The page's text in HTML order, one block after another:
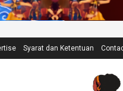
Syarat dan Ketentuan